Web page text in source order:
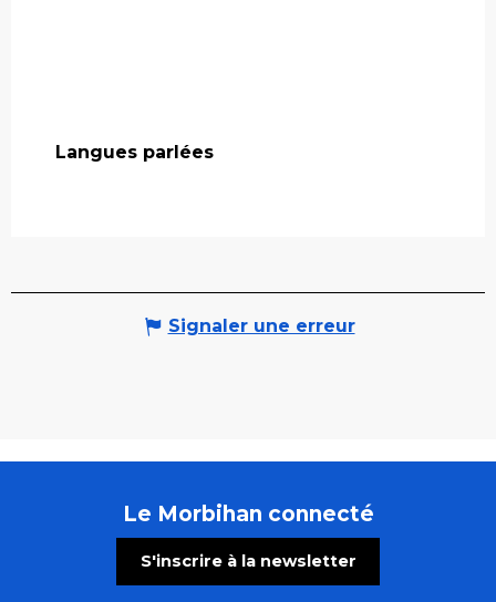
Langues parlées
Langues parlées
Signaler une erreur
Le Morbihan connecté
S'inscrire à la newsletter